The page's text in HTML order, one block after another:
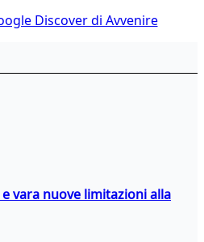
Discover di Avvenire
vara nuove limitazioni alla